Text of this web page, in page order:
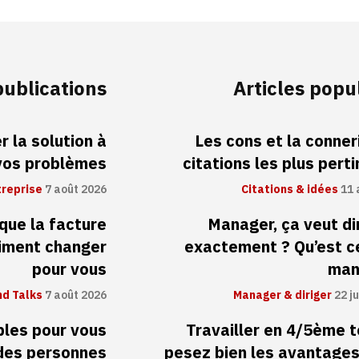
la solution à
problèmes
7 août 2026
la facture
changer
pour vous
Talks 7 août 2026
pour vous
personnes
Articles
Les cons et la
citations les plus
Citations & idées11
Manager, ça veut
exactement ? Qu’est
Manager & diriger22
Travailler en 4/5ème
pesez bien les